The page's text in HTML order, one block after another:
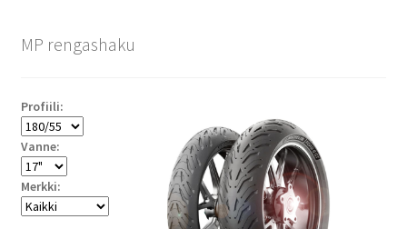
MP rengashaku
Profiili:
Vanne:
Merkki: